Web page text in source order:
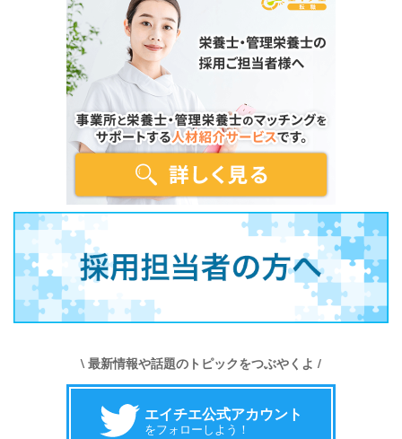
\ 最新情報や話題のトピックをつぶやくよ /
エイチエ公式アカウント
をフォローしよう！